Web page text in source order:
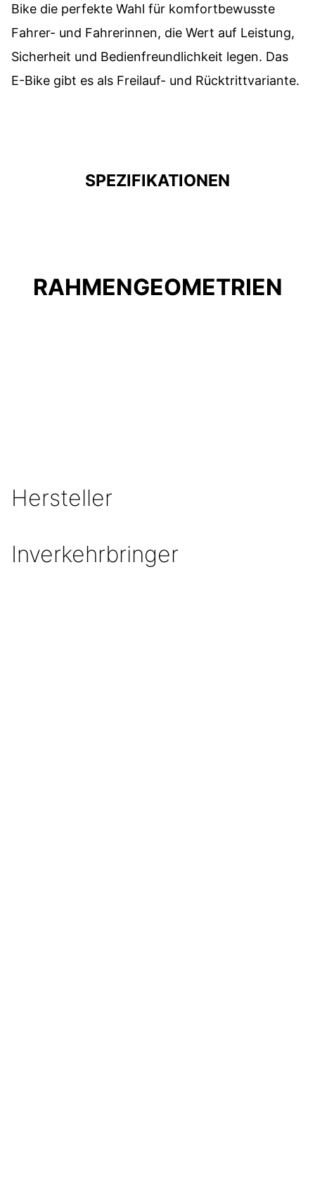
Bike die perfekte Wahl für komfortbewusste
Fahrer- und Fahrerinnen, die Wert auf Leistung,
Sicherheit und Bedienfreundlichkeit legen. Das
E-Bike gibt es als Freilauf- und Rücktrittvariante.
SPEZIFIKATIONEN
RAHMENGEOMETRIEN
Hersteller
Inverkehrbringer